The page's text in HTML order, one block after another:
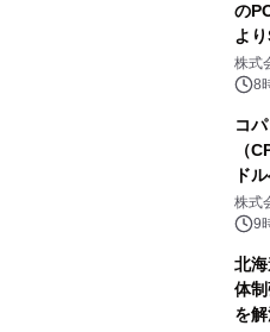
の
よ
開
株式
8
コ
（
ド
セン
速
株式
9
北
体
を